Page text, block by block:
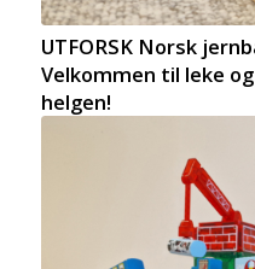
UTFORSK Norsk
Velkommen til leke
helgen!